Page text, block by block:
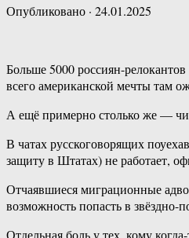
Опубликовано · 24.01.2025
Больше 5000 россиян-
всего американской мечты там
А ещё примерно столько же —
В чатах русскоговорящих
защиту в Штатах) не работает,
Отчаявшиеся миграционные
возможность попасть в звёздно-